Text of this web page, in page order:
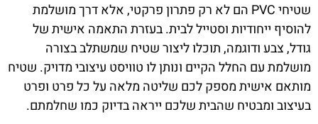
שטיחי PVC הם לא רק פתרון פרקטי, אלא דרך מושלמת
להוסיף ייחודיות וסטייל לבית. בעזרת התאמה אישית של
גודל, צבע ודוגמה, תוכלו ליצור שטיח שמשתלב בצורה
מושלמת עם החלל הקיים ונותן לו טוויסט עיצובי מדויק. שטיח
מותאם אישית מספק לכם שליטה מלאה על כל פרט ופרט
בעיצוב ומבטיח שהבית שלכם ייראה בדיוק כמו שחלמתם.